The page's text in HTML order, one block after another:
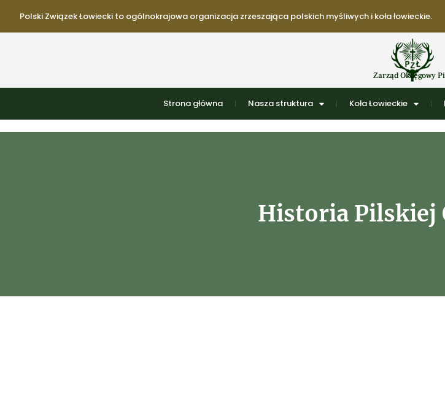
Polski Związek Łowiecki to ogólnokrajowa organizacja zrzeszająca polskich myśliwych i koła łowieckie.
Zarząd Okręgowy
Strona główna Nasza struktura Koła Łowieckie
Historia Pilskiej